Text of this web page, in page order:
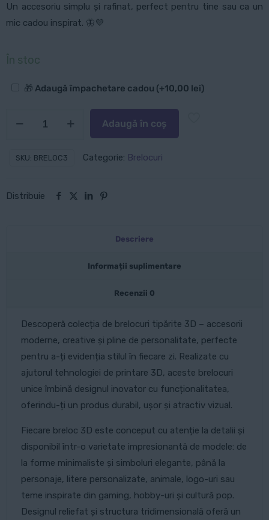
Un accesoriu simplu și rafinat, perfect pentru tine sau ca un
mic cadou inspirat. 🦋💜
În stoc
Opțiuni
🎁 Adaugă împachetare cadou (+10,00 lei)
Adaugă în coș
SKU: BRELOC3 Categorie: Brelocuri
Distribuie
Descriere
Informații suplimentare
Recenzii 0
Descoperă colecția de brelocuri tipărite 3D – accesorii
moderne, creative și pline de personalitate, perfecte
pentru a-ți evidenția stilul în fiecare zi. Realizate cu
ajutorul tehnologiei de printare 3D, aceste brelocuri
unice îmbină designul inovator cu funcționalitatea,
oferindu-ți un produs durabil, ușor și atractiv vizual.
Fiecare breloc 3D este conceput cu atenție la detalii și
disponibil într-o varietate impresionantă de modele: de
la forme minimaliste și simboluri elegante, până la
personaje, litere personalizate, animale, logo-uri sau
teme inspirate din gaming, hobby-uri și cultură pop.
Designul reliefat și structura tridimensională oferă un